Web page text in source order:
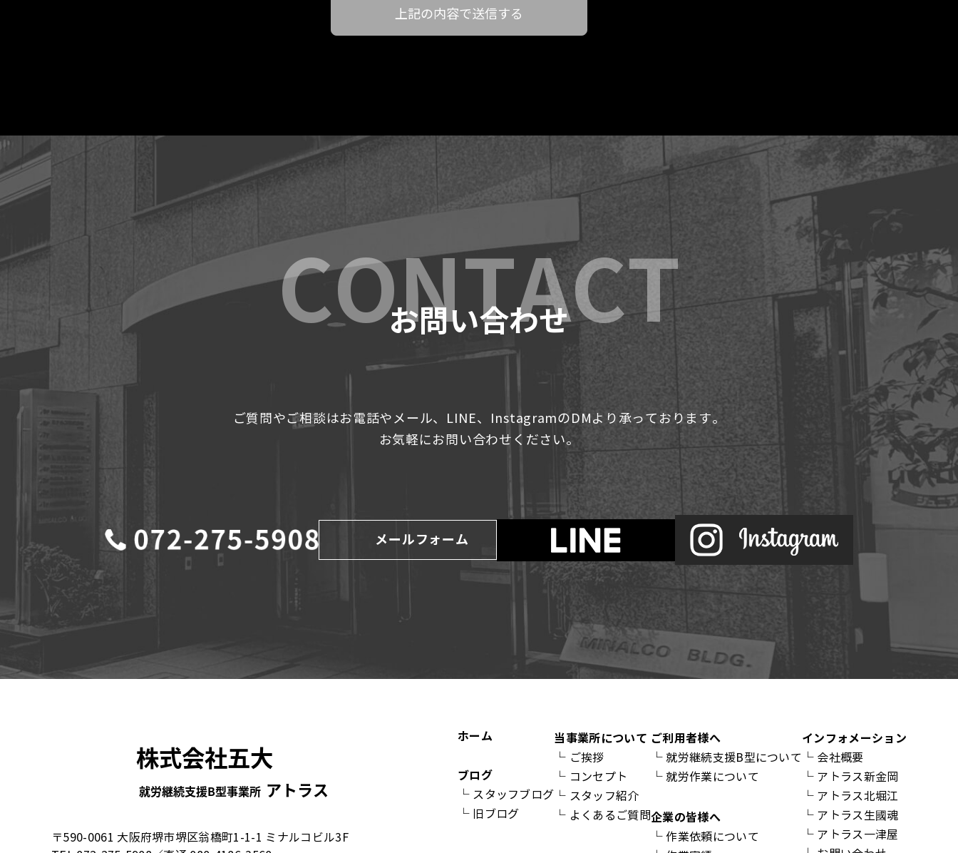
お問い合わせ
ご質問やご相談はお電話やメール、LINE、InstagramのDMより承っております。
お気軽にお問い合わせください。
メールフォーム
〒590-0061 大阪府堺市堺区翁橋町1-1-1 ミナルコビル3F
ホーム
ブログ
└ スタッフブログ
└ 旧ブログ
当事業所について
└ ご挨拶
└ コンセプト
└ スタッフ紹介
└ よくあるご質問
ご利用者様へ
└ 就労継続支援B型について
└ 就労作業について
企業の皆様へ
└作業依頼について
インフォメーション
└ 会社概要
└ アトラス新金岡
└ アトラス北堀江
└ アトラス生國魂
└ アトラス一津屋